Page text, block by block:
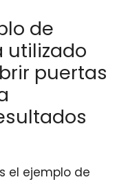
de
utilizado
puertas
el ejemplo de